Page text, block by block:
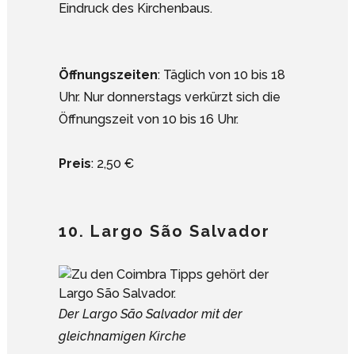
Eindruck des Kirchenbaus.
Öffnungszeiten: Täglich von 10 bis 18
Uhr. Nur donnerstags verkürzt sich die
Öffnungszeit von 10 bis 16 Uhr.
Preis: 2,50 €
10. Largo São Salvador
Der Largo São Salvador mit der
gleichnamigen Kirche